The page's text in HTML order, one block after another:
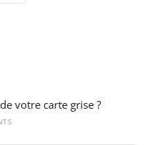
votre carte grise ?